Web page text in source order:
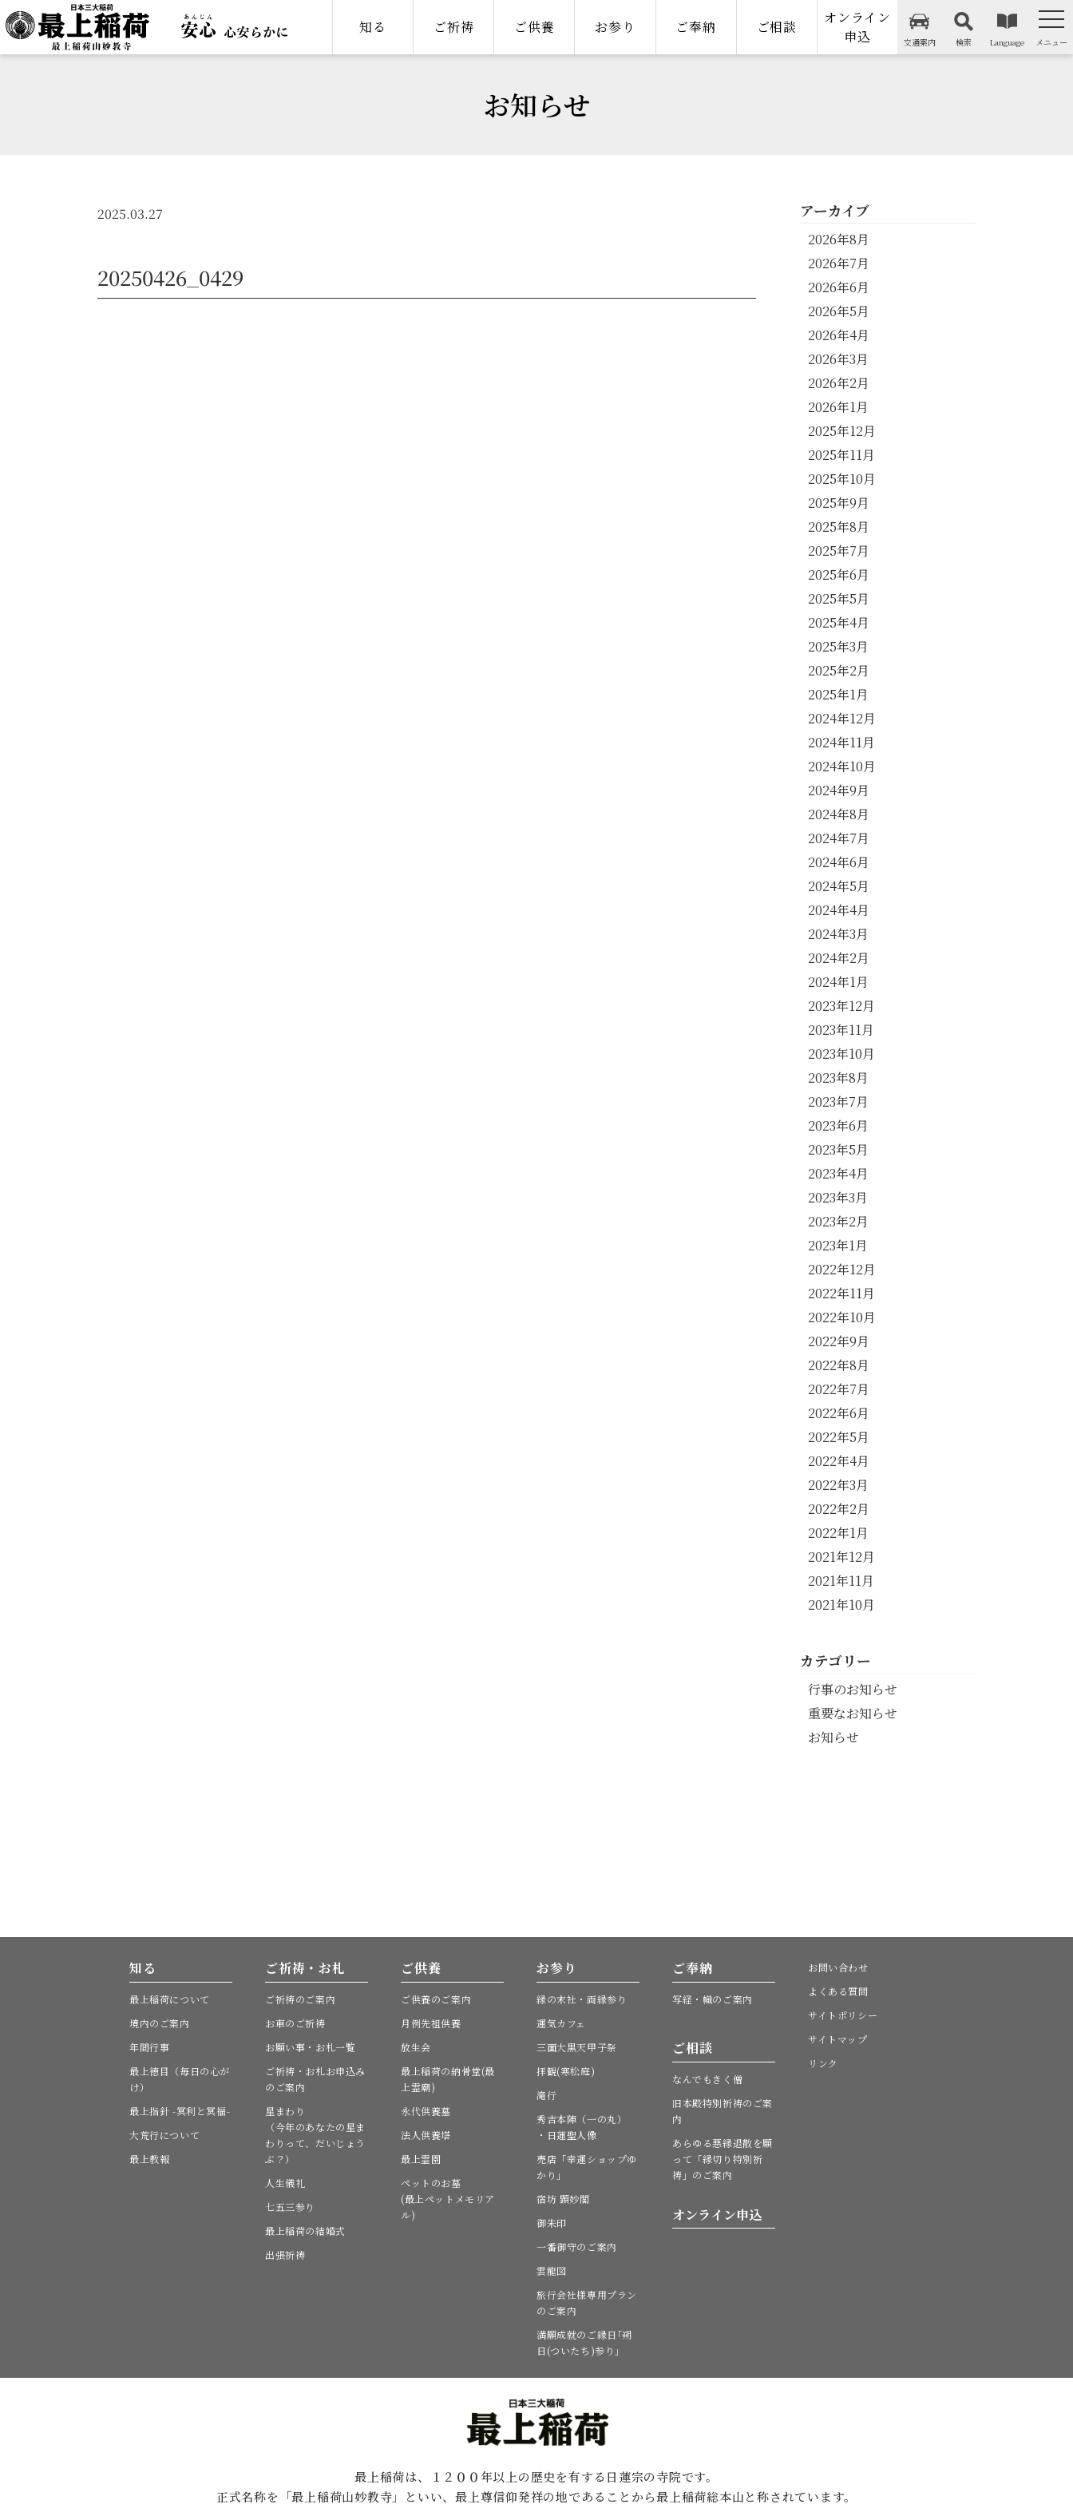
知る ご祈祷 ご供養 お参り ご奉納 ご相談
オンライン
申込
交通案内 検索 Language メニュー
お知らせ
2025.03.27
20250426_0429
アーカイブ
2026年8月
2026年7月
2026年6月
2026年5月
2026年4月
2026年3月
2026年2月
2026年1月
2025年12月
2025年11月
2025年10月
2025年9月
2025年8月
2025年7月
2025年6月
2025年5月
2025年4月
2025年3月
2025年2月
2025年1月
2024年12月
2024年11月
2024年10月
2024年9月
2024年8月
2024年7月
2024年6月
2024年5月
2024年4月
2024年3月
2024年2月
2024年1月
2023年12月
2023年11月
2023年10月
2023年8月
2023年7月
2023年6月
2023年5月
2023年4月
2023年3月
2023年2月
2023年1月
2022年12月
2022年11月
2022年10月
2022年9月
2022年8月
2022年7月
2022年6月
2022年5月
2022年4月
2022年3月
2022年2月
2022年1月
2021年12月
2021年11月
2021年10月
カテゴリー
行事のお知らせ
重要なお知らせ
お知らせ
知る
最上稲荷について
境内のご案内
年間行事
最上徳目（毎日の心が
け）
最上指針 -冥利と冥福-
大荒行について
最上教報
ご祈祷・お札
ご祈祷のご案内
お車のご祈祷
お願い事・お札一覧
ご祈祷・お札お申込み
のご案内
星まわり
（今年のあなたの星ま
わりって、だいじょう
ぶ？）
人生儀礼
七五三参り
最上稲荷の結婚式
出張祈祷
ご供養
ご供養のご案内
月例先祖供養
放生会
最上稲荷の納骨堂(最
上霊廟)
永代供養墓
法人供養塔
最上霊園
ペットのお墓
(最上ペットメモリア
ル)
お参り
縁の末社・両縁参り
運気カフェ
三面大黒天甲子祭
拝観(寒松庭)
滝行
秀吉本陣（一の丸）
・日蓮聖人像
売店「幸運ショップゆ
かり」
宿坊 顕妙閣
御朱印
一番御守のご案内
雲龍図
旅行会社様専用プラン
のご案内
満願成就のご縁日｢朔
日(ついたち)参り｣
ご奉納
写経・幟のご案内
ご相談
なんでもきく僧
旧本殿特別祈祷のご案
内
あらゆる悪縁退散を願
って「縁切り特別祈
祷」のご案内
オンライン申込
お問い合わせ
よくある質問
サイトポリシー
サイトマップ
リンク
最上稲荷は、１２００年以上の歴史を有する 日蓮宗の寺院です。
正式名称を「最上稲荷山妙教寺」といい、最上尊信仰発祥の地であることから最上稲荷総本山と称されています。